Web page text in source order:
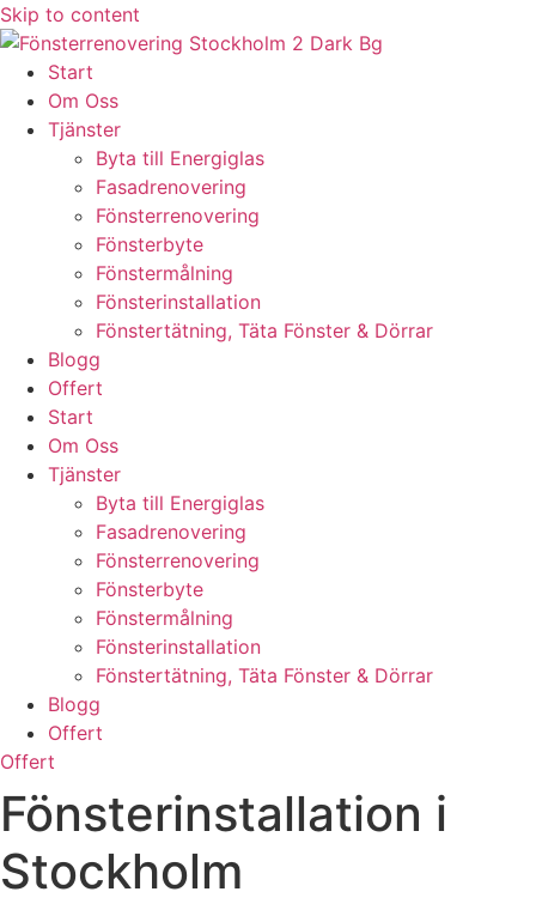
Skip to content
Start
Om Oss
Tjänster
Byta till Energiglas
Fasadrenovering
Fönsterrenovering
Fönsterbyte
Fönstermålning
Fönsterinstallation
Fönstertätning, Täta Fönster & Dörrar
Blogg
Offert
Start
Om Oss
Tjänster
Byta till Energiglas
Fasadrenovering
Fönsterrenovering
Fönsterbyte
Fönstermålning
Fönsterinstallation
Fönstertätning, Täta Fönster & Dörrar
Blogg
Offert
Offert
Fönsterinstallation i
Stockholm